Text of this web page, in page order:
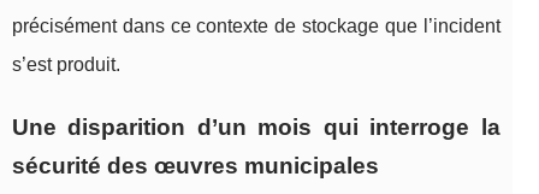
précisément dans ce contexte de stockage que l’incident
s’est produit.
Une disparition d’un mois qui interroge la
sécurité des œuvres municipales